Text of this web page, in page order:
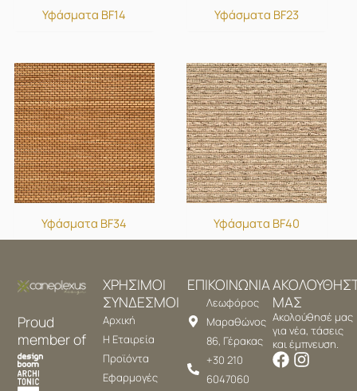
Υφάσματα BF14 Υφάσματα BF23
Υφάσματα BF34 Υφάσματα BF40
Proud
member of
ΧΡΗΣΙΜΟΙ
ΣΥΝΔΕΣΜΟΙ
Αρχική
Η Εταιρεία
Προϊόντα
Εφαρμογές
ΕΠΙΚΟΙΝΩΝΙΑ
Λεωφόρος
Μαραθώνος
86, Γέρακας
+30 210
6047060
ΜΑΣ
Ακολούθησέ μας
για νέα, τάσεις
και έμπνευση.